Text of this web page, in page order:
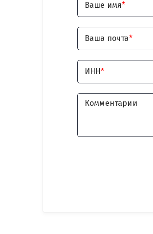
Ваше имя*
Ваша почта*
ИНН*
Комментарии